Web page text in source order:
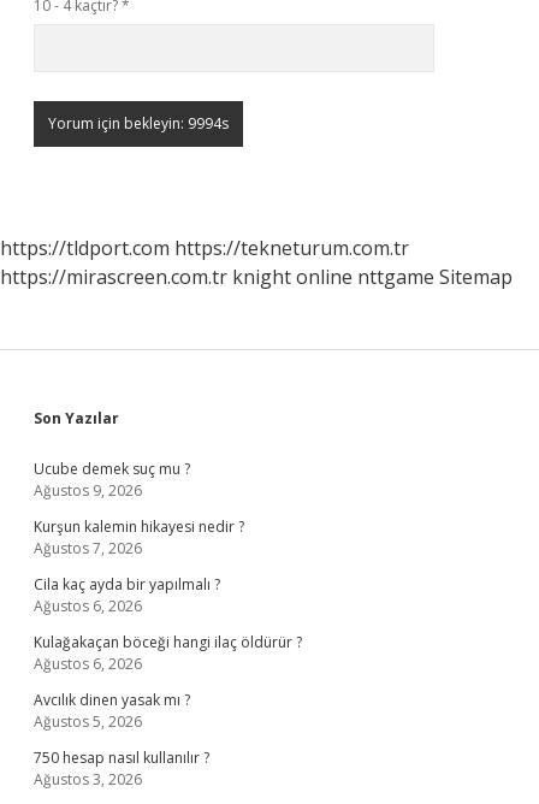
10 - 4 kaçtır?*
https://tldport.com https://tekneturum.com.tr
https://mirascreen.com.tr knight online nttgame Sitemap
Sidebar
Son Yazılar
Ucube demek suç mu ?
Ağustos 9, 2026
Kurşun kalemin hikayesi nedir ?
Ağustos 7, 2026
Cila kaç ayda bir yapılmalı ?
Ağustos 6, 2026
Kulağakaçan böceği hangi ilaç öldürür ?
Ağustos 6, 2026
Avcılık dinen yasak mı ?
Ağustos 5, 2026
750 hesap nasıl kullanılır ?
Ağustos 3, 2026